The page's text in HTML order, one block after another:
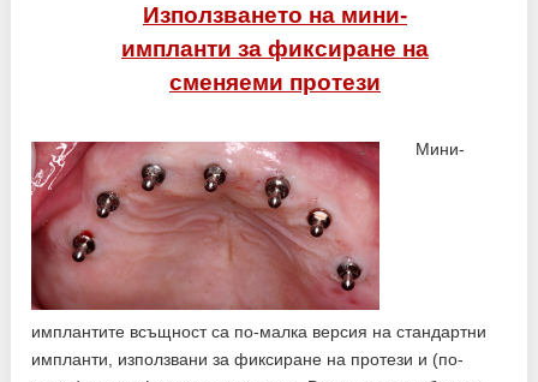
Използването на мини-
импланти за фиксиране на
сменяеми протези
Мини-
имплантите всъщност са по-малка версия на стандартни
импланти, използвани за фиксиране на протези и (по-